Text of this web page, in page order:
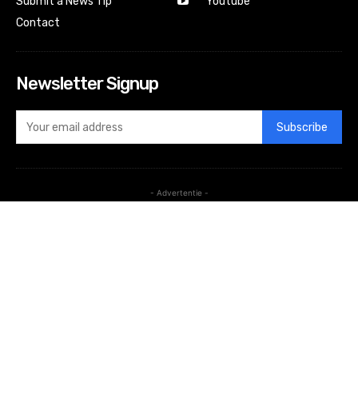
Contact
Newsletter Signup
Subscribe
- Advertentie -